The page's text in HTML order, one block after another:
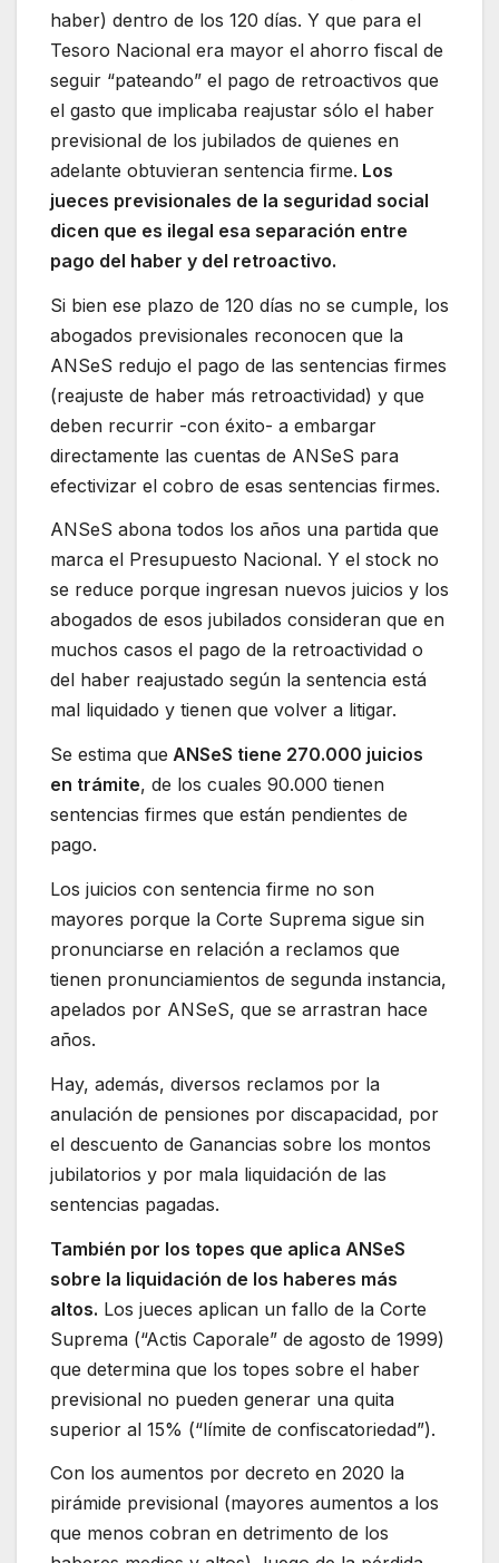
haber) dentro de los 120 días. Y que para el
Tesoro Nacional era mayor el ahorro fiscal de
seguir “pateando” el pago de retroactivos que
el gasto que implicaba reajustar sólo el haber
previsional de los jubilados de quienes en
adelante obtuvieran sentencia firme. Los
jueces previsionales de la seguridad social
dicen que es ilegal esa separación entre
pago del haber y del retroactivo.
Si bien ese plazo de 120 días no se cumple, los
abogados previsionales reconocen que la
ANSeS redujo el pago de las sentencias firmes
(reajuste de haber más retroactividad) y que
deben recurrir -con éxito- a embargar
directamente las cuentas de ANSeS para
efectivizar el cobro de esas sentencias firmes.
ANSeS abona todos los años una partida que
marca el Presupuesto Nacional. Y el stock no
se reduce porque ingresan nuevos juicios y los
abogados de esos jubilados consideran que en
muchos casos el pago de la retroactividad o
del haber reajustado según la sentencia está
mal liquidado y tienen que volver a litigar.
Se estima que ANSeS tiene 270.000 juicios
en trámite, de los cuales 90.000 tienen
sentencias firmes que están pendientes de
pago.
Los juicios con sentencia firme no son
mayores porque la Corte Suprema sigue sin
pronunciarse en relación a reclamos que
tienen pronunciamientos de segunda instancia,
apelados por ANSeS, que se arrastran hace
años.
Hay, además, diversos reclamos por la
anulación de pensiones por discapacidad, por
el descuento de Ganancias sobre los montos
jubilatorios y por mala liquidación de las
sentencias pagadas.
También por los topes que aplica ANSeS
sobre la liquidación de los haberes más
altos. Los jueces aplican un fallo de la Corte
Suprema (“Actis Caporale” de agosto de 1999)
que determina que los topes sobre el haber
previsional no pueden generar una quita
superior al 15% (“límite de confiscatoriedad”).
Con los aumentos por decreto en 2020 la
pirámide previsional (mayores aumentos a los
que menos cobran en detrimento de los